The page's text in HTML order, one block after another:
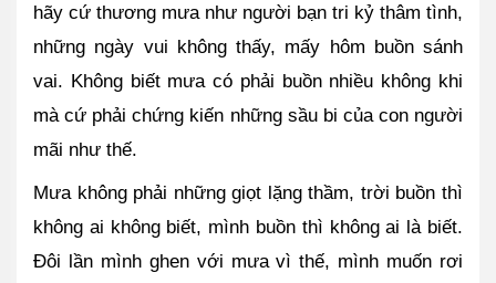
hãy cứ thương mưa như người bạn tri kỷ thâm tình,
những ngày vui không thấy, mấy hôm buồn sánh
vai. Không biết mưa có phải buồn nhiều không khi
mà cứ phải chứng kiến những sầu bi của con người
mãi như thế.
Mưa không phải những giọt lặng thầm, trời buồn thì
không ai không biết, mình buồn thì không ai là biết.
Đôi lần mình ghen với mưa vì thế, mình muốn rơi